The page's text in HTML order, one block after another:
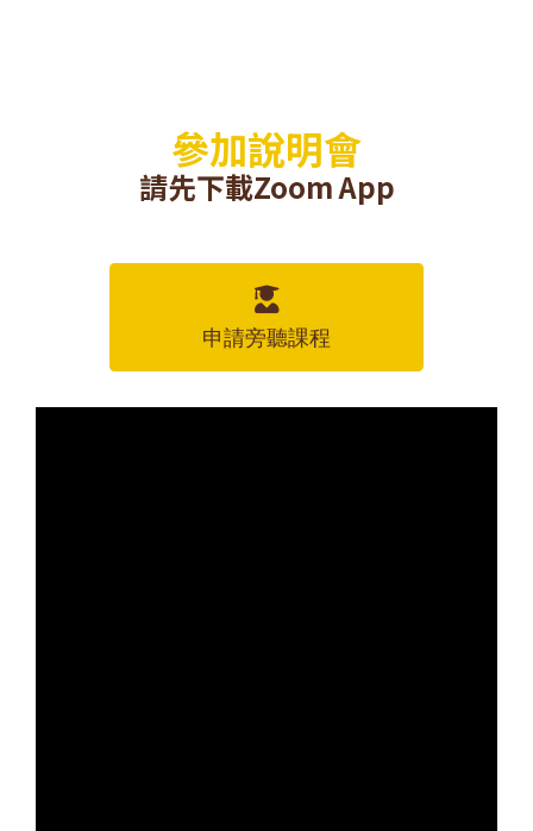
參加說明會
請先下載Zoom App
申請旁聽課程